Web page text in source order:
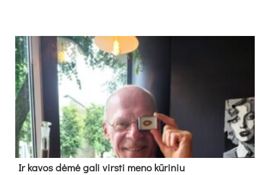
Ir ka­vos dė­mė ga­li virs­ti me­no kū­ri­niu